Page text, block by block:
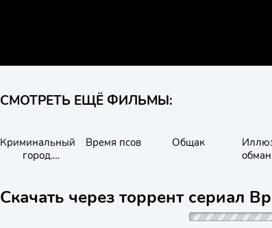
СМОТРЕТЬ ЕЩЁ ФИЛЬМЫ:
Криминальный
город.
Время псов Общак
Скачать через торрент сериал